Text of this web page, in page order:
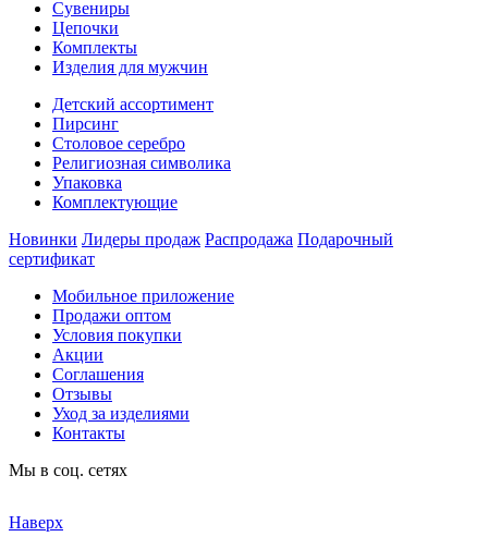
Сувениры
Цепочки
Комплекты
Изделия для мужчин
Детский ассортимент
Пирсинг
Столовое серебро
Религиозная символика
Упаковка
Комплектующие
Новинки Лидеры продаж Распродажа Подарочный
сертификат
Мобильное приложение
Продажи оптом
Условия покупки
Акции
Соглашения
Отзывы
Уход за изделиями
Контакты
Мы в соц. сетях
Наверх